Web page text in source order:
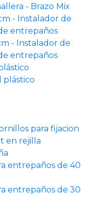
- Brazo Mix
- Instalador de
entrepaños
- Instalador de
entrepaños
plástico
para fijacion
en rejilla
entrepaños de 40
entrepaños de 30